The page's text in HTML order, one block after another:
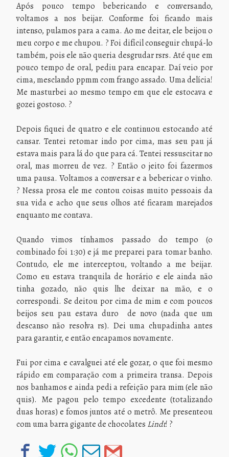
Após pouco tempo bebericando e conversando,
voltamos a nos beijar. Conforme foi ficando mais
intenso, pulamos para a cama. Ao me deitar, ele beijou o
meu corpo e me chupou. ? Foi difícil conseguir chupá-lo
também, pois ele não queria desgrudar rsrs. Até que em
pouco tempo de oral, pediu para encapar. Daí veio por
cima, mesclando ppmm com frango assado. Uma delícia!
Me masturbei ao mesmo tempo em que ele estocava e
gozei gostoso. ?
Depois fiquei de quatro e ele continuou estocando até
cansar. Tentei retomar indo por cima, mas seu pau já
estava mais para lá do que para cá. Tentei ressuscitar no
oral, mas morreu de vez. ? Então o jeito foi fazermos
uma pausa. Voltamos a conversar e a bebericar o vinho.
? Nessa prosa ele me contou coisas muito pessoais da
sua vida e acho que seus olhos até ficaram marejados
enquanto me contava.
Quando vimos tínhamos passado do tempo (o
combinado foi 1:30) e já me preparei para tomar banho.
Contudo, ele me interceptou, voltando a me beijar.
Como eu estava tranquila de horário e ele ainda não
tinha gozado, não quis lhe deixar na mão, e o
correspondi. Se deitou por cima de mim e com poucos
beijos seu pau estava duro de novo (nada que um
descanso não resolva rs). Dei uma chupadinha antes
para garantir, e então encapamos novamente.
Fui por cima e cavalguei até ele gozar, o que foi mesmo
rápido em comparação com a primeira transa. Depois
nos banhamos e ainda pedi a refeição para mim (ele não
quis). Me pagou pelo tempo excedente (totalizando
duas horas) e fomos juntos até o metrô. Me presenteou
com uma barra gigante de chocolates Lindt! ?